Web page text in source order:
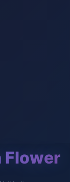
Flower